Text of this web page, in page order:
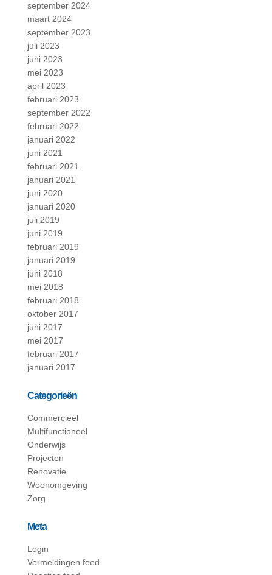
september 2024
maart 2024
september 2023
juli 2023
juni 2023
mei 2023
april 2023
februari 2023
september 2022
februari 2022
januari 2022
juni 2021
februari 2021
januari 2021
juni 2020
januari 2020
juli 2019
juni 2019
februari 2019
januari 2019
juni 2018
mei 2018
februari 2018
oktober 2017
juni 2017
mei 2017
februari 2017
januari 2017
Categorieën
Commercieel
Multifunctioneel
Onderwijs
Projecten
Renovatie
Woonomgeving
Zorg
Meta
Login
Vermeldingen feed